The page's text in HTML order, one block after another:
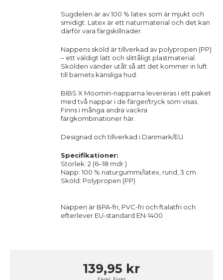
Sugdelen är av 100 % latex som är mjukt och
smidigt. Latex är ett naturmaterial och det kan
därför vara färgskillnader.
Nappens sköld är tillverkad av polypropen (PP)
– ett väldigt lätt och slittåligt plastmaterial.
Skölden vänder utåt så att det kommer in luft
till barnets känsliga hud.
BIBS X Moomin-napparna levereras i ett paket
med två nappar i de färger/tryck som visas.
Finns i många andra vackra
färgkombinationer här.
Designad och tillverkad i Danmark/EU.
Specifikationer:
Storlek: 2 (6–18 mdr.)
Napp: 100 % naturgummi/latex, rund, 3 cm
Sköld: Polypropen (PP)
Nappen är BPA-fri, PVC-fri och ftalatfri och
efterlever EU-standard EN-1400
139,95 kr